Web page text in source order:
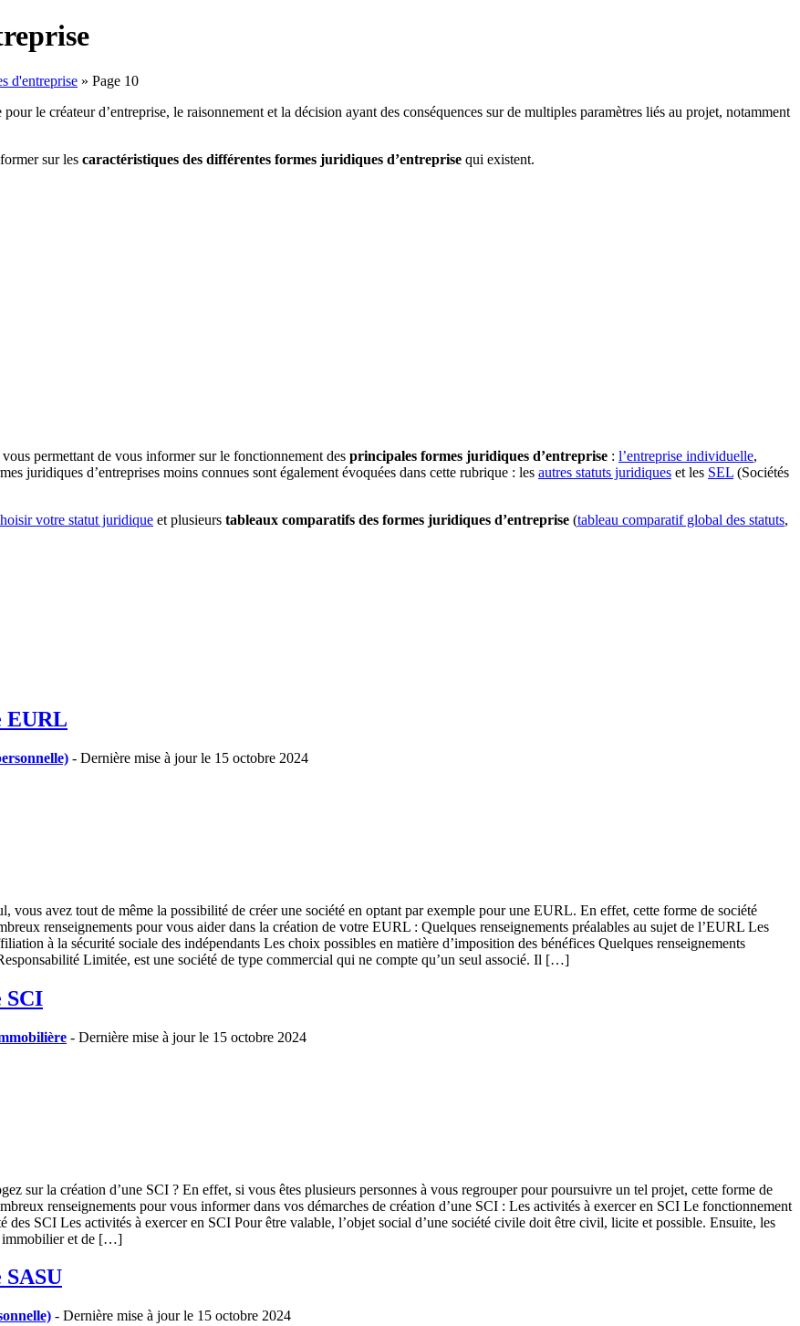
d'entreprise » Page 10
pour le créateur d’entreprise, le raisonnement et la décision ayant des conséquences sur de multiples paramètres liés au projet, notamment
sur les caractéristiques des différentes formes juridiques d’entreprise qui existent.
permettant de vous informer sur le fonctionnement des principales formes juridiques d’entreprise : l’entreprise individuelle,
juridiques d’entreprises moins connues sont également évoquées dans cette rubrique : les autres statuts juridiques et les SEL (Sociétés
votre statut juridique et plusieurs tableaux comparatifs des formes juridiques d’entreprise (tableau comparatif global des statuts,
EURL
- Dernière mise à jour le 15 octobre 2024
vous avez tout de même la possibilité de créer une société en optant par exemple pour une EURL. En effet, cette forme de société
renseignements pour vous aider dans la création de votre EURL : Quelques renseignements préalables au sujet de l’EURL Les
à la sécurité sociale des indépendants Les choix possibles en matière d’imposition des bénéfices Quelques renseignements
Limitée, est une société de type commercial qui ne compte qu’un seul associé. Il […]
SCI
- Dernière mise à jour le 15 octobre 2024
sur la création d’une SCI ? En effet, si vous êtes plusieurs personnes à vous regrouper pour poursuivre un tel projet, cette forme de
renseignements pour vous informer dans vos démarches de création d’une SCI : Les activités à exercer en SCI Le fonctionnement
des SCI Les activités à exercer en SCI Pour être valable, l’objet social d’une société civile doit être civil, licite et possible. Ensuite, les
immobilier et de […]
SASU
- Dernière mise à jour le 15 octobre 2024